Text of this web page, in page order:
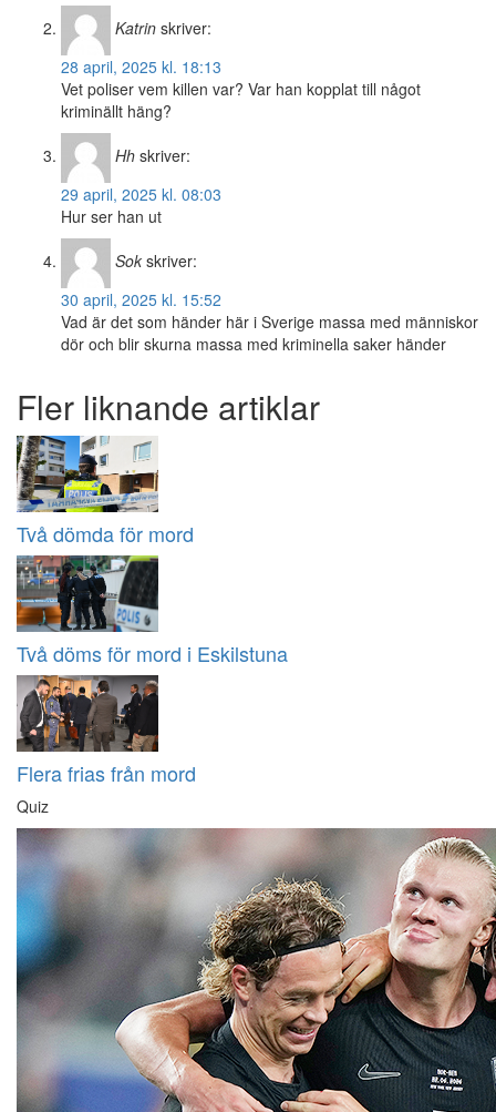
Katrin skriver:
28 april, 2025 kl. 18:13
Vet poliser vem killen var? Var han kopplat till något
kriminällt häng?
Hh skriver:
29 april, 2025 kl. 08:03
Hur ser han ut
Sok skriver:
30 april, 2025 kl. 15:52
Vad är det som händer här i Sverige massa med människor
dör och blir skurna massa med kriminella saker händer
Fler liknande artiklar
Två dömda för mord
Två döms för mord i Eskilstuna
Flera frias från mord
Quiz